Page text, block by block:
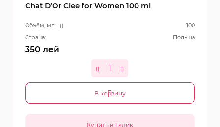
Chat D’Or Clee for Women 100 ml
Объём, мл:
100
Страна:
Польша
350 лей
В корзину